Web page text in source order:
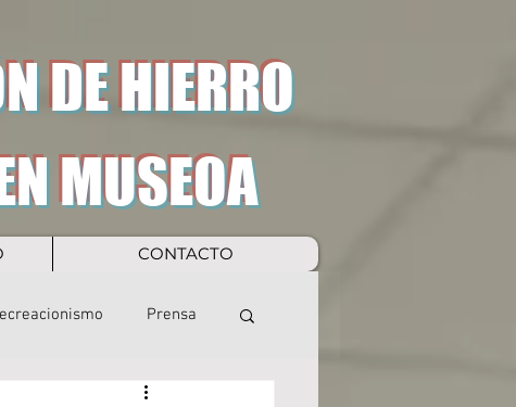
DE HIERRO
CONTACTO
MUSEOA
Prensa